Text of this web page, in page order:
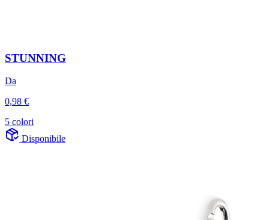
STUNNING
Da
0,98 €
5 colori
Disponibile